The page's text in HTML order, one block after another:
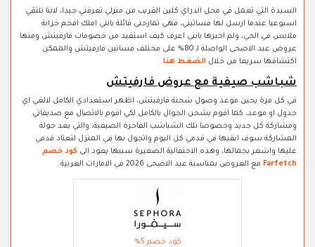
السيدة التي تعمل في محل الدراي كلين القريب من منزلي تعرفني جيدا، لاننا نلتقي
اسبوعيا عندما ارسل لها فساتيني، فهي تمازحني قائلة بانني املك افخم خزانة
ملابس في الحي، ولم اخبرها بانني اعرف كيف استفيد من خصومات فارفيتش ومنها
عروض عيد الاضحى الواصلة لـ 80% على مختلف فساتين فارفيتش والممكن
اكتشافها سريعا من خلال الضغط هنا.
شباشب صيفية مع عروض فارفيتش
في كل مرة يحين موعد وصول شحنة فارفيتش، اظهر استعدادي الكامل لالغي اي
جدول او موعد، كما اقوم بشحن الجوال بالكامل لكي اقوم بالاتصال مع صديقاتي
ومشاركة كل جديد وخصوصا تلك الشباشب الفاخرة الصيفية، والتي بعد جولة
المشاركة سوف ابقيها في قدمي كل اليوم واتجول بها في المنزل لتعتاد قدمي
عليها واشعر بجمالها، وهذه الاحتفالية الصغيرة سببها يعود الى كود خصم
Farfetch مع العروض بمناسبة عيد الاضحى 2026 في الامارات العربية.
كود خصم 5%